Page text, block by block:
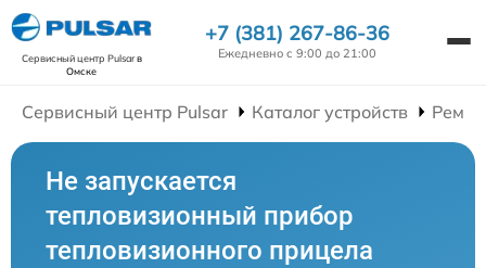
Сервисный центр Pulsarв
Омске
+7 (381) 267-86-36
Ежедневно с 9:00 до 21:00
Сервисный центр Pulsar Каталог устройств
Не запускается
тепловизионный прибор
тепловизионного прицела